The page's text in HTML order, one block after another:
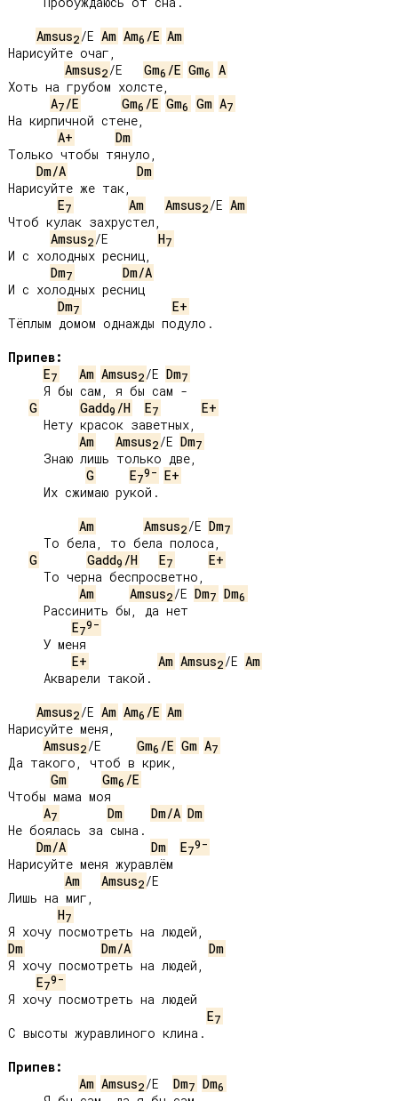
Amsus2/E Am Am6 /E Am
Нарисуйте очаг,
Amsus2/E Gm6 /E Gm6
A
Хоть на грубом холсте,
A7/E Gm6 /E Gm6 Gm A7
На кирпичной стене,
A+
Dm
Только чтобы тянуло,
Dm/A
Dm
Нарисуйте же так,
E7 Am Amsus2/E Am
Чтоб кулак захрустел,
Amsus2/E H7
И с холодных ресниц,
Dm7
Dm/A
И с холодных ресниц
Dm7
E+
Тёплым домом однажды подуло.
Припев:
E7 Am Amsus2/E Dm7
G
Gadd9 /H E7
E+
Am
Amsus2/E Dm7
G
E79- E+
Am
Amsus2/E Dm7
G
Gadd9 /H E7
E+
Am
Amsus2/E Dm7 Dm6
E79-
E+
Am Amsus2/E Am
Amsus2/E Am Am6 /E Am
Нарисуйте меня,
Amsus2/E Gm6 /E Gm A7
Да такого, чтоб в крик,
Gm
Gm6 /E
Чтобы мама моя
A7 Dm Dm/A Dm
Не боялась за сына.
Dm/A
Dm E79-
Нарисуйте меня журавлём
Am
Amsus2/E
Лишь на миг,
H7
Dm
Dm/A
Dm
Я хочу посмотреть на людей,
E79-
Я хочу посмотреть на людей
E7
С высоты журавлиного клина.
Припев:
Am Amsus2/E Dm7 Dm6